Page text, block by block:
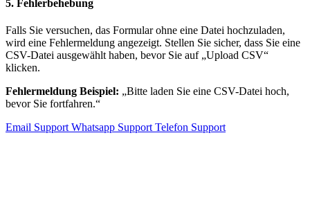
5. Fehlerbehebung
Falls Sie versuchen, das Formular ohne eine Datei hochzuladen,
wird eine Fehlermeldung angezeigt. Stellen Sie sicher, dass Sie eine
CSV-Datei ausgewählt haben, bevor Sie auf „Upload CSV“
klicken.
Fehlermeldung Beispiel: „Bitte laden Sie eine CSV-Datei hoch,
bevor Sie fortfahren.“
Email Support Whatsapp Support Telefon Support